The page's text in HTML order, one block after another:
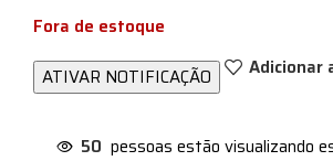
Fora de estoque
Adicionar
50 pessoas estão visualizando